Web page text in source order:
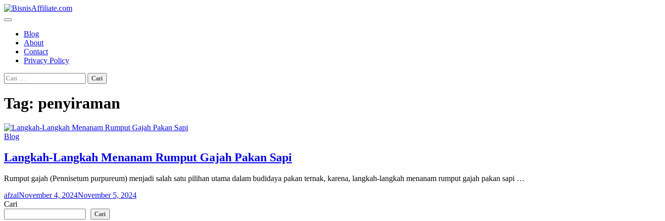
Skip
to
Blog
About
Contact
Privacy Policy
Cari
untuk:
Tag: penyiraman
Blog
Langkah-Langkah Menanam Rumput Gajah Pakan Sapi
Rumput gajah (Pennisetum purpureum) menjadi salah satu pilihan utama dalam budidaya pakan ternak, karena, langkah-langkah menanam rumput gajah pakan sapi …
afzalNovember 4, 2024November 5, 2024
Cari
Cari